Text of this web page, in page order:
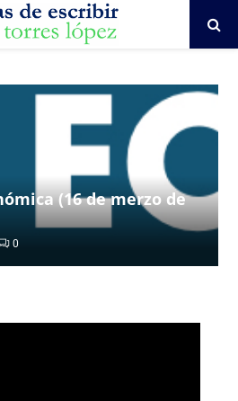
(16 de merzo de
0